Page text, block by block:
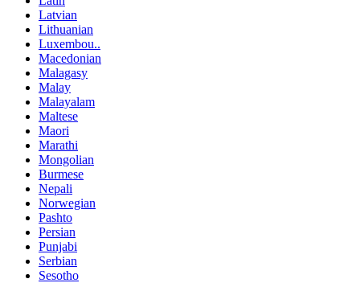
Latvian
Lithuanian
Luxembou..
Macedonian
Malagasy
Malay
Malayalam
Maltese
Maori
Marathi
Mongolian
Burmese
Nepali
Norwegian
Pashto
Persian
Punjabi
Serbian
Sesotho